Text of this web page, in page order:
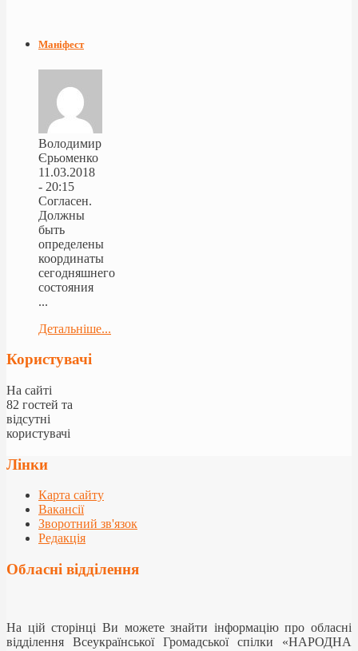
Маніфест
Володимир
Єрьоменко
11.03.2018
- 20:15
Согласен.
Должны
быть
определены
координаты
сегодняшнего
состояния
...
Детальніше...
Користувачі
На сайті
82 гостей та
відсутні
користувачі
Лінки
Карта сайту
Вакансії
Зворотний зв'язок
Редакція
Обласні відділення
На цій сторінці Ви можете знайти інформацію про обласні
відділення Всеукраїнської Громадської спілки «НАРОДНА